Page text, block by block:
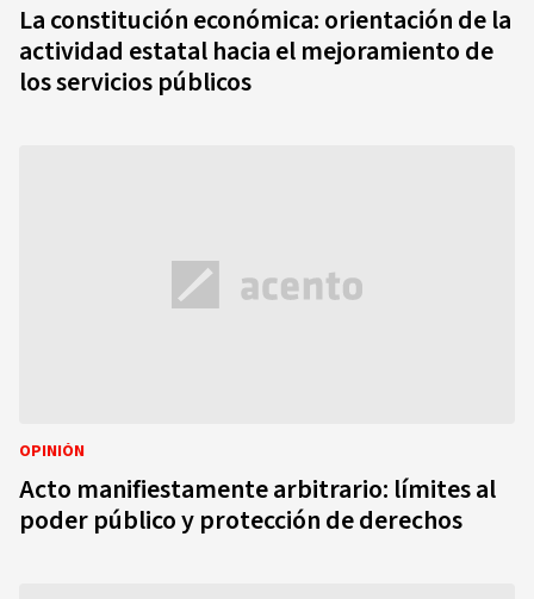
La constitución económica: orientación de la
actividad estatal hacia el mejoramiento de
los servicios públicos
OPINIÓN
Acto manifiestamente arbitrario: límites al
poder público y protección de derechos